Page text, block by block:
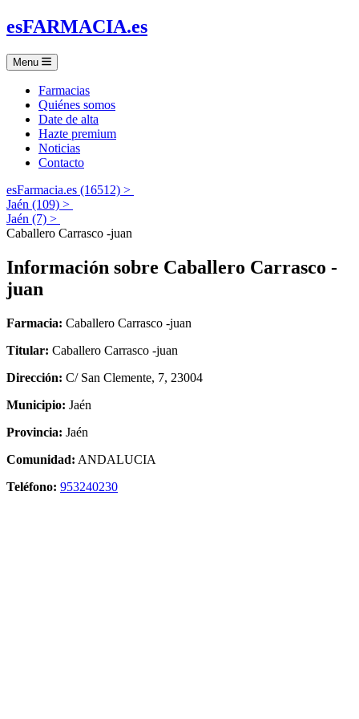
esFARMACIA.es
Menu
Farmacias
Quiénes somos
Date de alta
Hazte premium
Noticias
Contacto
esFarmacia.es (16512) >
Jaén (109) >
Jaén (7) >
Caballero Carrasco -juan
Información sobre Caballero Carrasco -
juan
Farmacia: Caballero Carrasco -juan
Titular: Caballero Carrasco -juan
Dirección: C/ San Clemente, 7, 23004
Municipio: Jaén
Provincia: Jaén
Comunidad: ANDALUCIA
Teléfono: 953240230